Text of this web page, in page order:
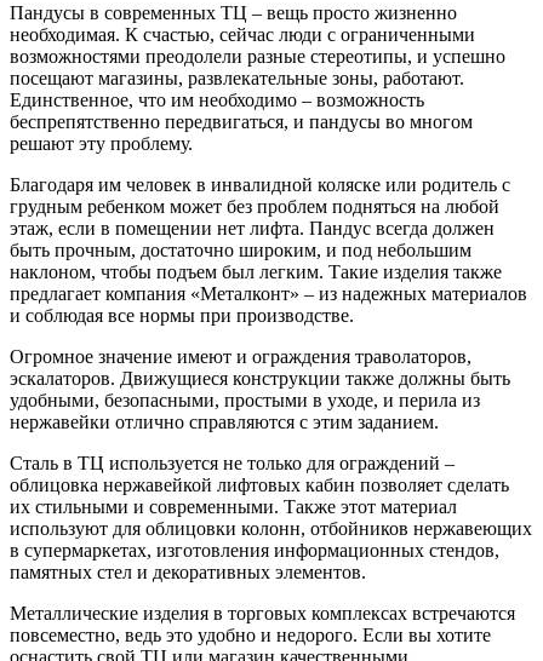
Пандусы в современных ТЦ – вещь просто жизненно
необходимая. К счастью, сейчас люди с ограниченными
возможностями преодолели разные стереотипы, и успешно
посещают магазины, развлекательные зоны, работают.
Единственное, что им необходимо – возможность
беспрепятственно передвигаться, и пандусы во многом
решают эту проблему.
Благодаря им человек в инвалидной коляске или родитель с
грудным ребенком может без проблем подняться на любой
этаж, если в помещении нет лифта. Пандус всегда должен
быть прочным, достаточно широким, и под небольшим
наклоном, чтобы подъем был легким. Такие изделия также
предлагает компания «Металконт» – из надежных материалов
и соблюдая все нормы при производстве.
Огромное значение имеют и ограждения траволаторов,
эскалаторов. Движущиеся конструкции также должны быть
удобными, безопасными, простыми в уходе, и перила из
нержавейки отлично справляются с этим заданием.
Сталь в ТЦ используется не только для ограждений –
облицовка нержавейкой лифтовых кабин позволяет сделать
их стильными и современными. Также этот материал
используют для облицовки колонн, отбойников нержавеющих
в супермаркетах, изготовления информационных стендов,
памятных стел и декоративных элементов.
Металлические изделия в торговых комплексах встречаются
повсеместно, ведь это удобно и недорого. Если вы хотите
оснастить свой ТЦ или магазин качественными